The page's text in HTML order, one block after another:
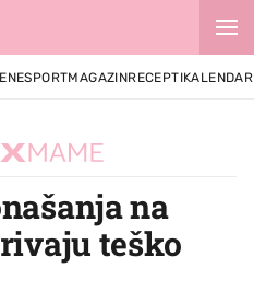
SPORTMAGAZINRECEPTIKALENDAR
na
teško